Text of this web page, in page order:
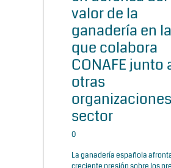
valor de la
ganadería en la
que colabora
CONAFE junto
otras
sector
0
La ganadería española